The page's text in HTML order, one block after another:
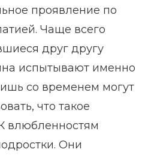
проявление по
Чаще всего
друг другу
испытывают именно
со временем могут
что такое
влюбленностям
Они